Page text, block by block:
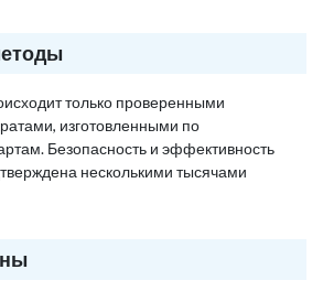
только проверенными
изготовленными по
Безопасность и эффективность
несколькими тысячами